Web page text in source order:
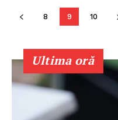
Proiecte editoriale
Contact
8 9 10
Ultima oră